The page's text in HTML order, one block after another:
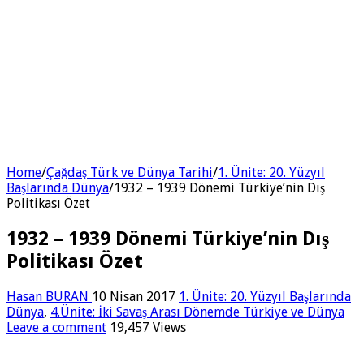
Home/Çağdaş Türk ve Dünya Tarihi/1. Ünite: 20. Yüzyıl
Başlarında Dünya/1932 – 1939 Dönemi Türkiye’nin Dış
Politikası Özet
1932 – 1939 Dönemi Türkiye’nin Dış
Politikası Özet
Hasan BURAN 10 Nisan 2017 1. Ünite: 20. Yüzyıl Başlarında
Dünya, 4.Ünite: İki Savaş Arası Dönemde Türkiye ve Dünya
Leave a comment 19,457 Views